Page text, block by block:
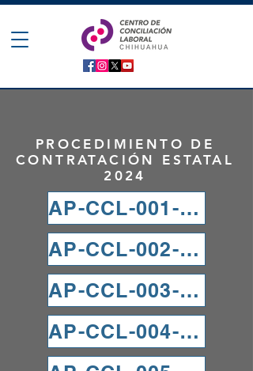
PROCEDIMIENTO DE
CONTRATACIÓN ESTATAL
2024
AP-CCL-001-2024
AP-CCL-002-2024
AP-CCL-003-2024
AP-CCL-004-2024